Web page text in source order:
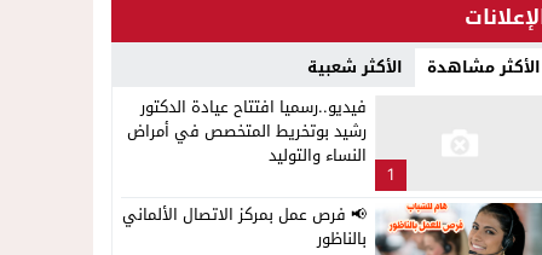
الأكثر مشاهدة الأكثر شعبية
1
فيديو..رسميا افتتاح عيادة الدكتور
رشيد بوتخريط المتخصص في أمراض
النساء والتوليد
📢 فرص عمل بمركز الاتصال الألماني
بالناظور